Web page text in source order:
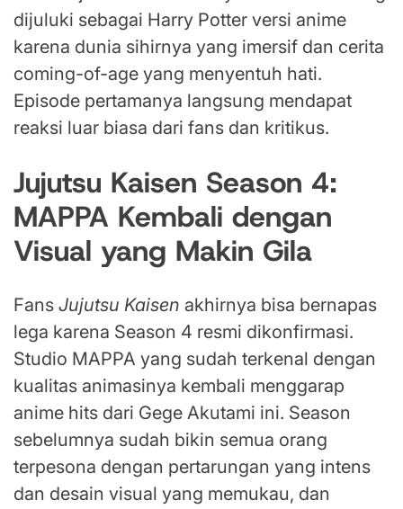
dijuluki sebagai Harry Potter versi anime
karena dunia sihirnya yang imersif dan cerita
coming-of-age yang menyentuh hati.
Episode pertamanya langsung mendapat
reaksi luar biasa dari fans dan kritikus.
Jujutsu Kaisen Season 4:
MAPPA Kembali dengan
Visual yang Makin Gila
Fans Jujutsu Kaisen akhirnya bisa bernapas
lega karena Season 4 resmi dikonfirmasi.
Studio MAPPA yang sudah terkenal dengan
kualitas animasinya kembali menggarap
anime hits dari Gege Akutami ini. Season
sebelumnya sudah bikin semua orang
terpesona dengan pertarungan yang intens
dan desain visual yang memukau, dan